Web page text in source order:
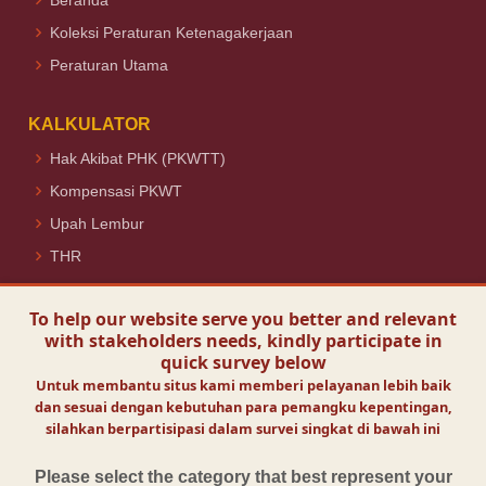
To help our website serve you better and relevant
with stakeholders needs, kindly participate in
quick survey below
Untuk membantu situs kami memberi pelayanan lebih baik
dan sesuai dengan kebutuhan para pemangku kepentingan,
silahkan berpartisipasi dalam survei singkat di bawah ini
Please select the category that best represent your
Koleksi Peraturan Ketenagakerjaan
Peraturan Utama
KALKULATOR
Hak Akibat PHK (PKWTT)
Kompensasi PKWT
Upah Lembur
THR
Ikuti Kami
Visit Today :20